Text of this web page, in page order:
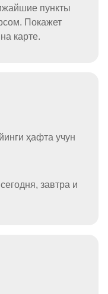
пункты
Покажет
карте.
ҳафта учун
завтра и